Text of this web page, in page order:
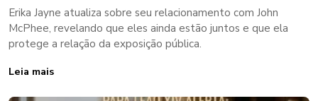
Erika Jayne atualiza sobre seu relacionamento com John
McPhee, revelando que eles ainda estão juntos e que ela
protege a relação da exposição pública.
Leia mais